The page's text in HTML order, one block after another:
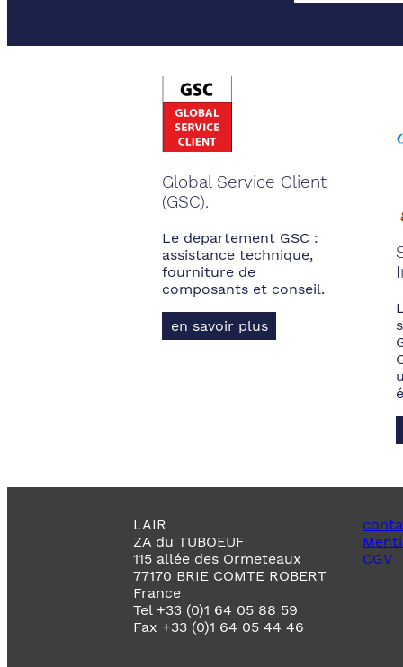
Global Service Client
(GSC).
Le departement GSC :
assistance technique,
fourniture de
composants et conseil.
en savoir plus
LAIR
ZA du TUBOEUF
115 allée des Ormeteaux
77170 BRIE COMTE ROBERT
France
Tel +33 (0)1 64 05 88 59
Fax +33 (0)1 64 05 44 46
CGV